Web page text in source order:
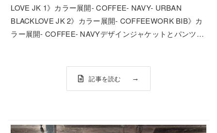
LOVE JK 1》カラー展開- COFFEE- NAVY- URBAN
BLACKLOVE JK 2》カラー展開- COFFEEWORK BIB》カ
ラー展開- COFFEE- NAVYデザインジャケットとパンツの
記事を読む